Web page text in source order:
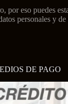
por eso puedes
personales y de
DE PAGO